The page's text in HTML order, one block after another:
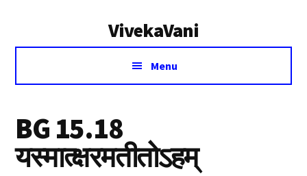
VivekaVani
Voice
Vivekananda
Menu
BG 15.18
यस्मात्क्षरमतीतोऽह‍‍‍म्